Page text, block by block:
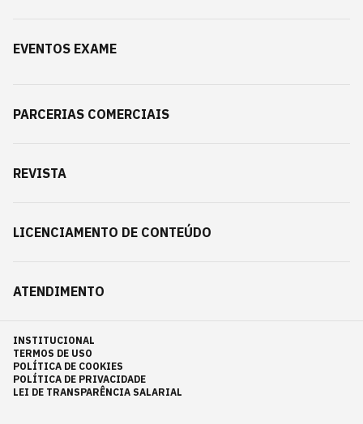
EVENTOS EXAME
PARCERIAS COMERCIAIS
REVISTA
LICENCIAMENTO DE CONTEÚDO
ATENDIMENTO
INSTITUCIONAL
TERMOS DE USO
POLÍTICA DE COOKIES
POLÍTICA DE PRIVACIDADE
LEI DE TRANSPARÊNCIA SALARIAL